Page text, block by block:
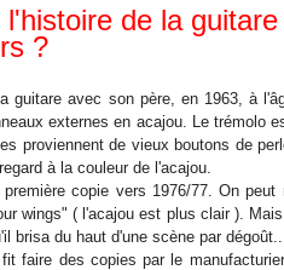
de la
?
guitare avec son père, en 1963, à
externes en acajou. Le trémolo
proviennent de vieux boutons de
à la couleur de l'acajou.
copie vers 1976/77. On
wings" ( l'acajou est plus clair ).
brisa du haut d'une scène par
faire des copies par le